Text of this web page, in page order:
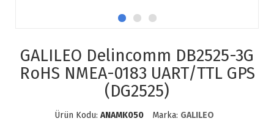
GALILEO Delincomm DB2525-3G
RoHS NMEA-0183 UART/TTL GPS
(DG2525)
Ürün Kodu: ANAMK050 Marka: GALILEO